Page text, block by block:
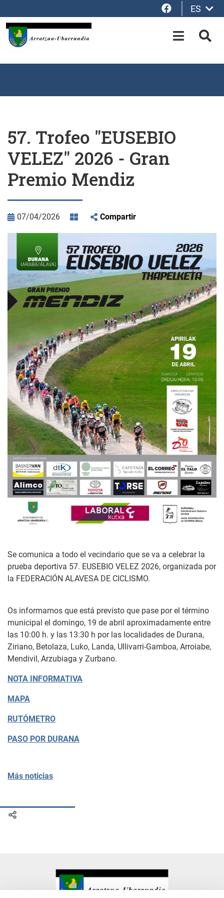
Facebook
ES
OPEN-
57. Trofeo "EUSEBIO
VELEZ" 2026 - Gran
Premio Mendiz
07/04/2026 Compartir
Se comunica a todo el vecindario que se va a celebrar la
prueba deportiva 57. EUSEBIO VELEZ 2026, organizada por
la FEDERACIÓN ALAVESA DE CICLISMO.
Os informamos que está previsto que pase por el término
municipal el domingo, 19 de abril aproximadamente entre
las 10:00 h. y las 13:30 h por las localidades de Durana,
Ziriano, Betolaza, Luko, Landa, Ullivarri-Gamboa, Arroiabe,
Mendivil, Arzubiaga y Zurbano.
NOTA INFORMATIVA
MAPA
RUTÓMETRO
PASO POR DURANA
Más noticias